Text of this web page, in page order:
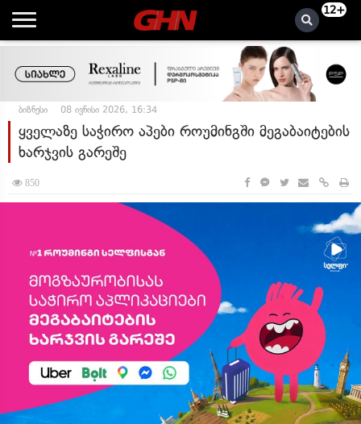
12+
ბიზნესი 08 ივნისი 2026, 16:34
ყველაზე საჭირო აპები როუმინგში მეგაბაიტების
ხარჯვის გარეშე
850